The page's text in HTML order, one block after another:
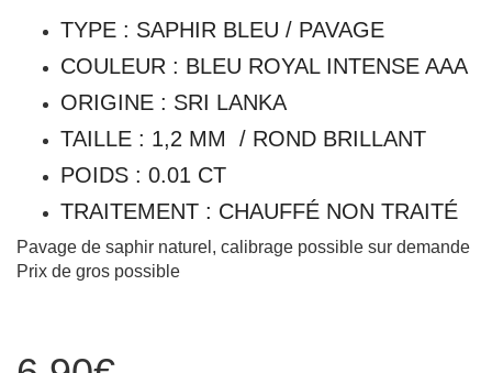
TYPE : SAPHIR BLEU / PAVAGE
COULEUR : BLEU ROYAL INTENSE AAA
ORIGINE : SRI LANKA
TAILLE : 1,2 MM / ROND BRILLANT
POIDS : 0.01 CT
TRAITEMENT : CHAUFFÉ NON TRAITÉ
Pavage de saphir naturel, calibrage possible sur demande
Prix de gros possible